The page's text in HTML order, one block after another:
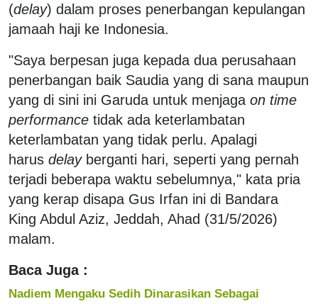
(delay) dalam proses penerbangan kepulangan
jamaah haji ke Indonesia.
"Saya berpesan juga kepada dua perusahaan
penerbangan baik Saudia yang di sana maupun
yang di sini ini Garuda untuk menjaga on time
performance tidak ada keterlambatan
keterlambatan yang tidak perlu. Apalagi
harus delayberganti hari, seperti yang pernah
terjadi beberapa waktu sebelumnya," kata pria
yang kerap disapa Gus Irfan ini di Bandara
King Abdul Aziz, Jeddah, Ahad (31/5/2026)
malam.
Baca Juga :
Nadiem Mengaku Sedih Dinarasikan Sebagai